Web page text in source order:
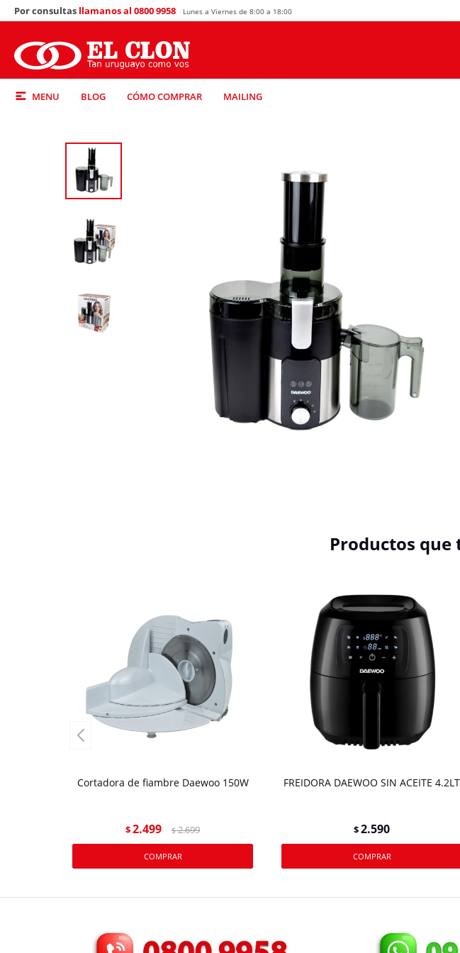
MENU BLOG CÓMO COMPRAR MAILING
Por consultas llamanos al 0800 9958 Lunes a Viernes de 8:00 a 18:00
Productos
Cortadora de fiambre Daewoo 150W
$2.499 $ 2.699
FREIDORA DAEWOO SIN ACEITE 4.2LT
$2.590